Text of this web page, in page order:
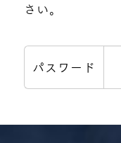
さい。
パスワード